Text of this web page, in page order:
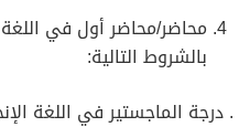
محاضر/محاضر أول في اللغة
بالشروط التالية:
. درجة الماجستير في اللغة